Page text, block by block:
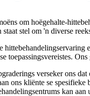
om hoëgehalte-
stel om 'n diverse
hittebehandelingservaring
toepassingsvereistes.
verseker ons
ons kliënte se
kan